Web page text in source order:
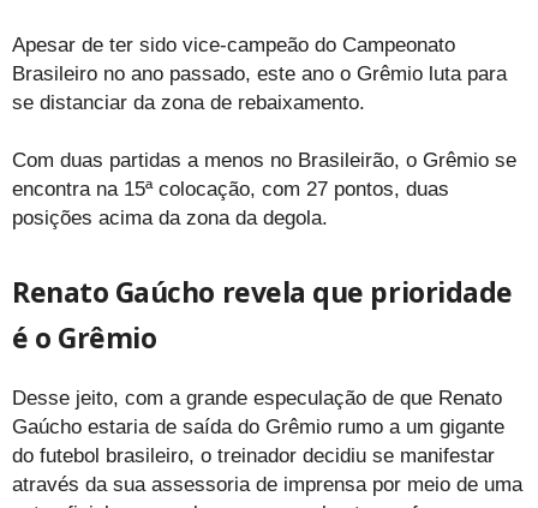
Apesar de ter sido vice-campeão do Campeonato
Brasileiro no ano passado, este ano o Grêmio luta para
se distanciar da zona de rebaixamento.
Com duas partidas a menos no Brasileirão, o Grêmio se
encontra na 15ª colocação, com 27 pontos, duas
posições acima da zona da degola.
Renato Gaúcho revela que prioridade
é o Grêmio
Desse jeito, com a grande especulação de que Renato
Gaúcho estaria de saída do Grêmio rumo a um gigante
do futebol brasileiro, o treinador decidiu se manifestar
através da sua assessoria de imprensa por meio de uma